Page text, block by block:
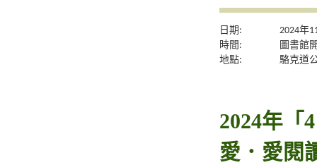
日期:
2024年
時間:
圖書館
地點:
駱克道
2024年「
愛．愛閱